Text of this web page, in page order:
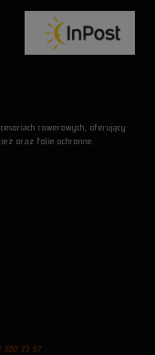
rowerowych, oferujący
oraz folie ochronne.
300 33 97